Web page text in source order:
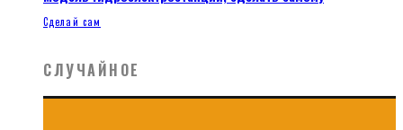
Сделай сам
СЛУЧАЙНОЕ